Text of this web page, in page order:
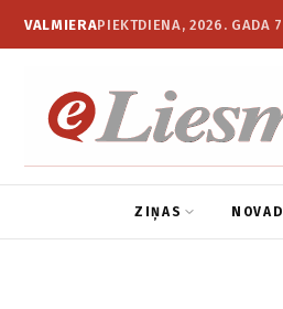
VALMIERAPIEKTDIENA, 2026. GADA
ZIŅAS